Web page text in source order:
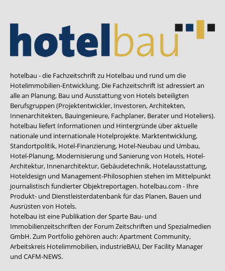
hotelbau - die Fachzeitschrift zu Hotelbau und rund um die
Hotelimmobilien-Entwicklung. Die Fachzeitschrift ist adressiert an
alle an Planung, Bau und Ausstattung von Hotels beteiligten
Berufsgruppen (Projektentwickler, Investoren, Architekten,
Innenarchitekten, Bauingenieure, Fachplaner, Berater und Hoteliers).
hotelbau liefert Informationen und Hintergründe über aktuelle
nationale und internationale Hotelprojekte. Marktentwicklung,
Standortpolitik, Hotel-Finanzierung, Hotel-Neubau und Umbau,
Hotel-Planung, Modernisierung und Sanierung von Hotels, Hotel-
Architektur, Innenarchitektur, Gebäudetechnik, Hotelausstattung,
Hoteldesign und Management-Philosophien stehen im Mittelpunkt
journalistisch fundierter Objektreportagen. hotelbau.com - Ihre
Produkt- und Dienstleisterdatenbank für das Planen, Bauen und
Ausrüsten von Hotels.
hotelbau ist eine Publikation der Sparte Bau- und
Immobilienzeitschriften der Forum Zeitschriften und Spezialmedien
GmbH. Zum Portfolio gehören auch:Apartment Community,
Arbeitskreis Hotelimmobilien, industrieBAU, Der Facility Manager
und CAFM-NEWS.